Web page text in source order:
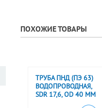
ПОХОЖИЕ ТОВАРЫ
ТРУБА ПНД (ПЭ 63)
ВОДОПРОВОДНАЯ,
SDR 17,6, OD 40 ММ